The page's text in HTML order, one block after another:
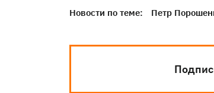
Новости по теме: Петр